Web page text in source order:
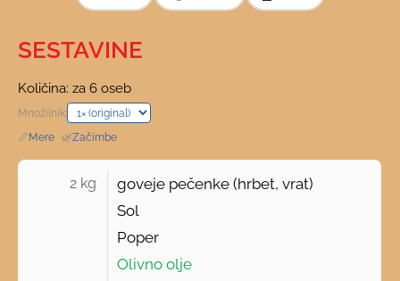
SESTAVINE
Količina: za 6 oseb
Množilnik:
📏Mere · 🌿Začimbe
2 kg
goveje pečenke (hrbet, vrat)
Sol
Poper
Olivno olje